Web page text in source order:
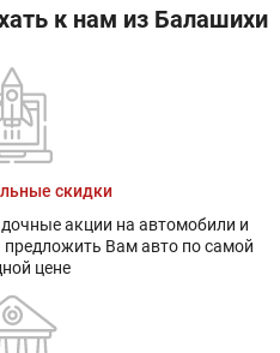
к нам из Балашихи
скидки
акции на автомобили и
Вам авто по самой
цене